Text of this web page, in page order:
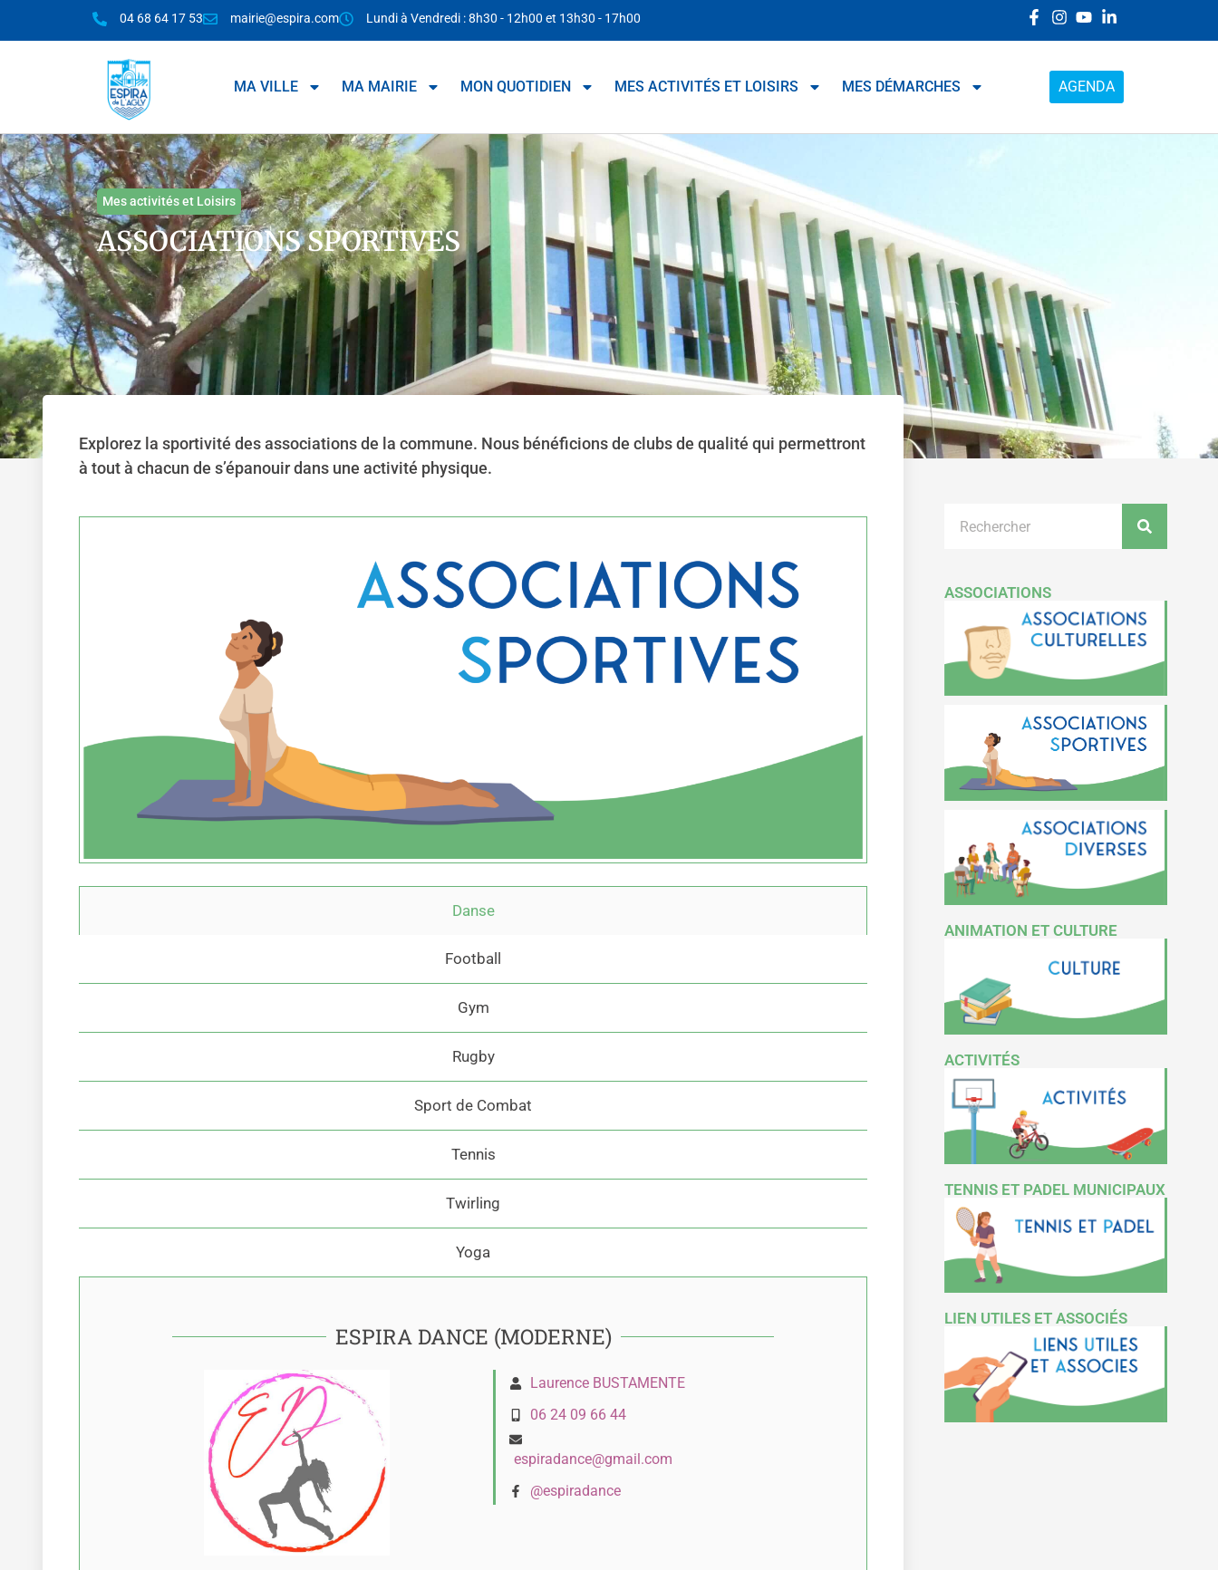
04 68 64 17 53 mairie@espira.com Lundi à Vendredi : 8h30 - 12h00 et 13h30 - 17h00
MA VILLE MA MAIRIE MON QUOTIDIEN MES ACTIVITÉS ET LOISIRS MES DÉMARCHES AGENDA
Mes activités et Loisirs
ASSOCIATIONS SPORTIVES
Explorez la sportivité des associations de la commune. Nous bénéficions de clubs de qualité qui permettront
à tout à chacun de s’épanouir dans une activité physique.
Danse
Football
Gym
Rugby
Sport de Combat
Tennis
Twirling
Yoga
ESPIRA DANCE (MODERNE)
Laurence BUSTAMENTE
06 24 09 66 44
espiradance@gmail.com
@espiradance
ASSOCIATIONS
ANIMATION ET CULTURE
ACTIVITÉS
TENNIS ET PADEL MUNICIPAUX
LIEN UTILES ET ASSOCIÉS